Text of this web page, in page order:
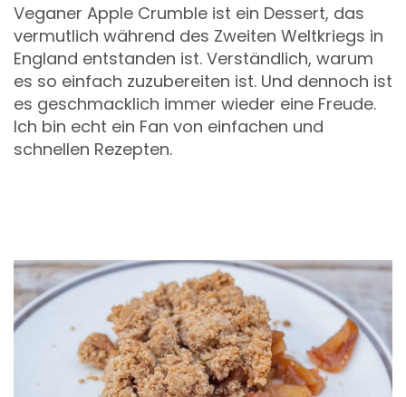
Veganer Apple Crumble ist ein Dessert, das
vermutlich während des Zweiten Weltkriegs in
England entstanden ist. Verständlich, warum
es so einfach zuzubereiten ist. Und dennoch ist
es geschmacklich immer wieder eine Freude.
Ich bin echt ein Fan von einfachen und
schnellen Rezepten.